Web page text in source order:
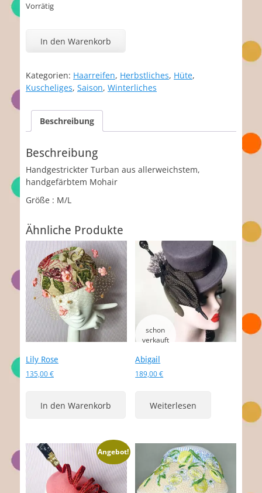
Vorrätig
In den Warenkorb
Kategorien: Haarreifen, Herbstliches, Hüte,
Kuscheliges, Saison, Winterliches
Beschreibung
Beschreibung
Handgestrickter Turban aus allerweichstem,
handgefärbtem Mohair
Größe : M/L
Ähnliche Produkte
Lily Rose
135,00€
In den Warenkorb
Abigail
189,00€
Weiterlesen
Angebot!